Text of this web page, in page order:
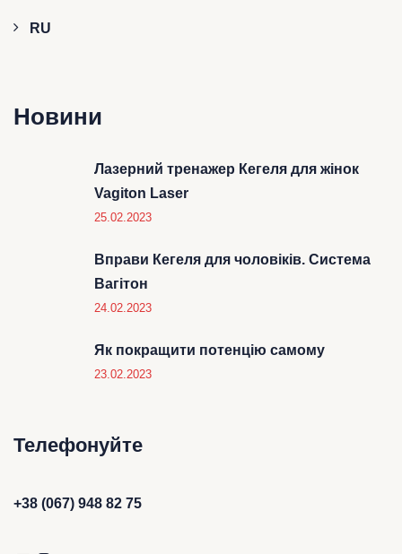
RU
Новини
Лазерний тренажер Кегеля для жінок
Vagiton Laser
25.02.2023
Вправи Кегеля для чоловіків. Система
Вагітон
24.02.2023
Як покращити потенцію самому
23.02.2023
Телефонуйте
+38 (067) 948 82 75